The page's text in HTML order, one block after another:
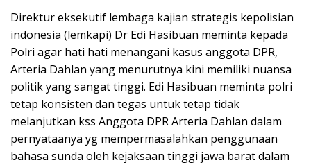
Direktur eksekutif lembaga kajian strategis kepolisian
indonesia (lemkapi) Dr Edi Hasibuan meminta kepada
Polri agar hati hati menangani kasus anggota DPR,
Arteria Dahlan yang menurutnya kini memiliki nuansa
politik yang sangat tinggi. Edi Hasibuan meminta polri
tetap konsisten dan tegas untuk tetap tidak
melanjutkan kss Anggota DPR Arteria Dahlan dalam
pernyataanya yg mempermasalahkan penggunaan
bahasa sunda oleh kejaksaan tinggi jawa barat dalam